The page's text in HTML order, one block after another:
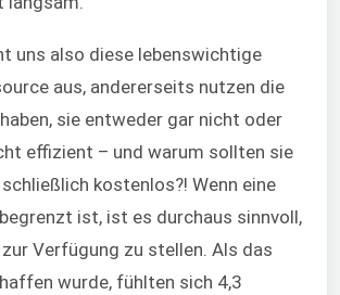
uns also diese lebenswichtige
aus, andererseits nutzen die
sie entweder gar nicht oder
effizient – und warum sollten sie
kostenlos?! Wenn eine
ist, ist es durchaus sinnvoll,
Verfügung zu stellen. Als das
wurde, fühlten sich 4,3